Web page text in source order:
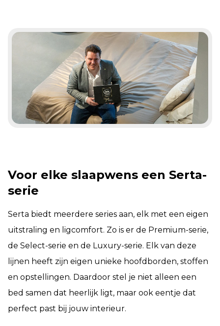
Voor elke slaapwens een Serta-
serie
Serta biedt meerdere series aan, elk met een eigen
uitstraling en ligcomfort. Zo is er de Premium-serie,
de Select-serie en de Luxury-serie. Elk van deze
lijnen heeft zijn eigen unieke hoofdborden, stoffen
en opstellingen. Daardoor stel je niet alleen een
bed samen dat heerlijk ligt, maar ook eentje dat
perfect past bij jouw interieur.